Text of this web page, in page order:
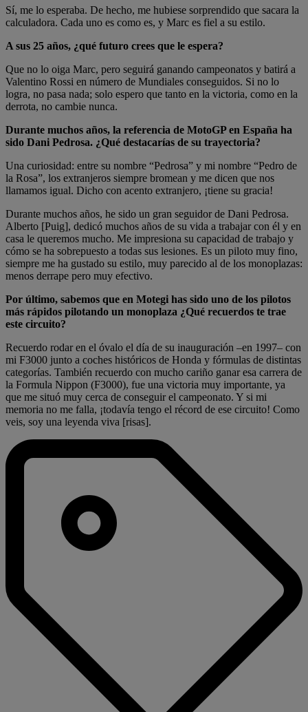
Sí, me lo esperaba. De hecho, me hubiese sorprendido que sacara la
calculadora. Cada uno es como es, y Marc es fiel a su estilo.
A sus 25 años, ¿qué futuro crees que le espera?
Que no lo oiga Marc, pero seguirá ganando campeonatos y batirá a
Valentino Rossi en número de Mundiales conseguidos. Si no lo
logra, no pasa nada; solo espero que tanto en la victoria, como en la
derrota, no cambie nunca.
Durante muchos años, la referencia de MotoGP en España ha
sido Dani Pedrosa. ¿Qué destacarías de su trayectoria?
Una curiosidad: entre su nombre “Pedrosa” y mi nombre “Pedro de
la Rosa”, los extranjeros siempre bromean y me dicen que nos
llamamos igual. Dicho con acento extranjero, ¡tiene su gracia!
Durante muchos años, he sido un gran seguidor de Dani Pedrosa.
Alberto [Puig], dedicó muchos años de su vida a trabajar con él y en
casa le queremos mucho. Me impresiona su capacidad de trabajo y
cómo se ha sobrepuesto a todas sus lesiones. Es un piloto muy fino,
siempre me ha gustado su estilo, muy parecido al de los monoplazas:
menos derrape pero muy efectivo.
Por último, sabemos que en Motegi has sido uno de los pilotos
más rápidos pilotando un monoplaza ¿Qué recuerdos te trae
este circuito?
Recuerdo rodar en el óvalo el día de su inauguración –en 1997– con
mi F3000 junto a coches históricos de Honda y fórmulas de distintas
categorías. También recuerdo con mucho cariño ganar esa carrera de
la Formula Nippon (F3000), fue una victoria muy importante, ya
que me situó muy cerca de conseguir el campeonato. Y si mi
memoria no me falla, ¡todavía tengo el récord de ese circuito! Como
veis, soy una leyenda viva [risas].